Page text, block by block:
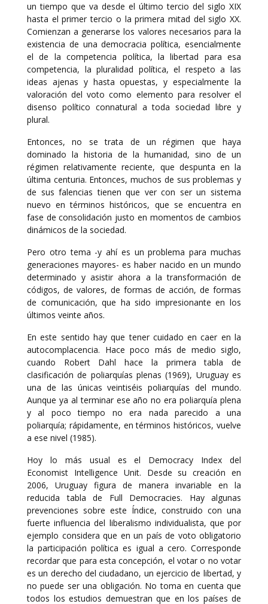
un tiempo que va desde el último tercio del siglo XIX
hasta el primer tercio o la primera mitad del siglo XX.
Comienzan a generarse los valores necesarios para la
existencia de una democracia política, esencialmente
el de la competencia política, la libertad para esa
competencia, la pluralidad política, el respeto a las
ideas ajenas y hasta opuestas, y especialmente la
valoración del voto como elemento para resolver el
disenso político connatural a toda sociedad libre y
plural.
Entonces, no se trata de un régimen que haya
dominado la historia de la humanidad, sino de un
régimen relativamente reciente, que despunta en la
última centuria. Entonces, muchos de sus problemas y
de sus falencias tienen que ver con ser un sistema
nuevo en términos históricos, que se encuentra en
fase de consolidación justo en momentos de cambios
dinámicos de la sociedad.
Pero otro tema -y ahí es un problema para muchas
generaciones mayores- es haber nacido en un mundo
determinado y asistir ahora a la transformación de
códigos, de valores, de formas de acción, de formas
de comunicación, que ha sido impresionante en los
últimos veinte años.
En este sentido hay que tener cuidado en caer en la
autocomplacencia. Hace poco más de medio siglo,
cuando Robert Dahl hace la primera tabla de
clasificación de poliarquías plenas (1969), Uruguay es
una de las únicas veintiséis poliarquías del mundo.
Aunque ya al terminar ese año no era poliarquía plena
y al poco tiempo no era nada parecido a una
poliarquía; rápidamente, en términos históricos, vuelve
a ese nivel (1985).
Hoy lo más usual es el Democracy Index del
Economist Intelligence Unit. Desde su creación en
2006, Uruguay figura de manera invariable en la
reducida tabla de Full Democracies. Hay algunas
prevenciones sobre este Índice, construido con una
fuerte influencia del liberalismo individualista, que por
ejemplo considera que en un país de voto obligatorio
la participación política es igual a cero. Corresponde
recordar que para esta concepción, el votar o no votar
es un derecho del ciudadano, un ejercicio de libertad, y
no puede ser una obligación. No toma en cuenta que
todos los estudios demuestran que en los países de